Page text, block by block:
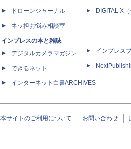
ドローンジャーナル
ネッ担お悩み相談室
インプレスの本と雑誌
デジタルカメラマガジン
できるネット
インターネット白書ARCHIVES
DIGITAL X（
インプレス
本サイトのご利用について お問い合わせ